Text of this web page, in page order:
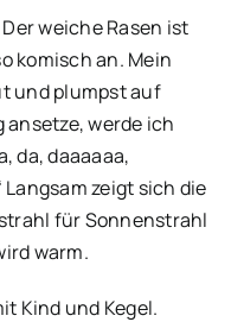
weiche Rasen ist
komisch an. Mein
und plumpst auf
ansetze, werde ich
da, daaaaaa,
Langsam zeigt sich die
für Sonnenstrahl
warm.
Kind und Kegel.